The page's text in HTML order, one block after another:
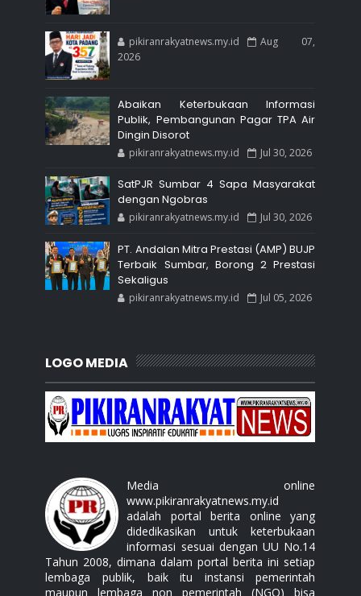
pikiranrakyatnews.my.id
Aug 07,
2026
Abaikan Keterbukaan Informasi
Publik, Pembangunan Pagar TPA Air
Dingin Disorot
pikiranrakyatnews.my.id Jul 30, 2026
SatPJR Sumbar 4 Sapa Masyarakat
dengan Ngobras
pikiranrakyatnews.my.id Jul 30, 2026
PT. Andalan Mitra Prestasi (AMP) BUJP
Terbaik Sumbar, Borong 2 Prestasi
Sekaligus
pikiranrakyatnews.my.id Jul 05, 2026
LOGO MEDIA
Media online
www.pikiranrakyatnews.my.id
adalah portal berita online yang
didedikasikan untuk keterbukaan
informasi sesuai dengan UU No.14
Tahun 2008, dimana dalam portal berita ini setiap
lembaga publik, baik itu instansi pemerintah
maupun lembaga non pemerintah (NGO) bisa